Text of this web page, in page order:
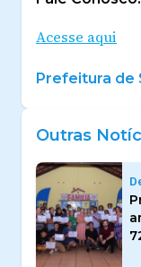
Acesse aqui
Prefeitura de
Outras